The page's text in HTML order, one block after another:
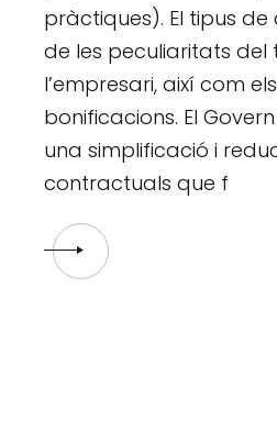
pràctiques). El tipus
de les peculiaritats
l’empresari, així com
bonificacions. El
una simplificació i
contractuals que f